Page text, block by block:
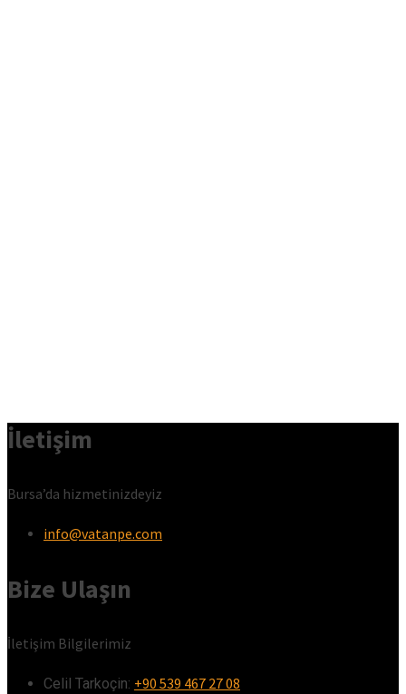
İletişim
Bursa’da hizmetinizdeyiz
info@vatanpe.com
Bize Ulaşın
İletişim Bilgilerimiz
Celil Tarkoçin:ㅤ +90 539 467 27 08